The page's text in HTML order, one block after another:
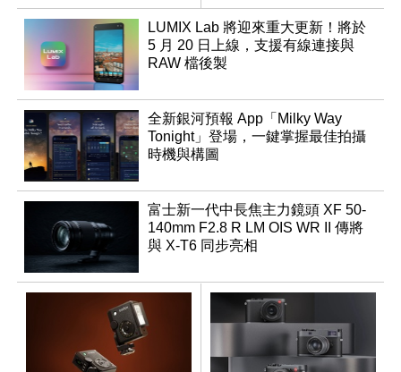
LUMIX Lab 將迎來重大更新！將於
5 月 20 日上線，支援有線連接與
RAW 檔後製
全新銀河預報 App「Milky Way
Tonight」登場，一鍵掌握最佳拍攝
時機與構圖
富士新一代中長焦主力鏡頭 XF 50-
140mm F2.8 R LM OIS WR II 傳將
與 X-T6 同步亮相